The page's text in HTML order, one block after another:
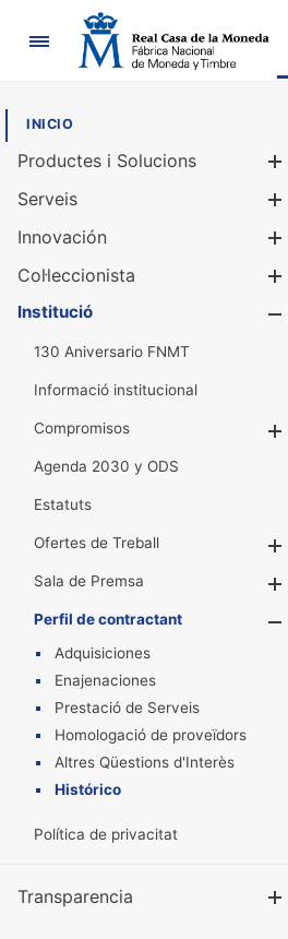
Navegació
INICIO
Productes i Solucions
Serveis
Innovación
Col·leccionista
Institució
130 Aniversario FNMT
Informació institucional
Compromisos
Agenda 2030 y ODS
Estatuts
Ofertes de Treball
Sala de Premsa
Perfil de contractant
Adquisiciones
Enajenaciones
Prestació de Serveis
Homologació de proveïdors
Altres Qüestions d'Interès
Histórico
Política de privacitat
Transparencia